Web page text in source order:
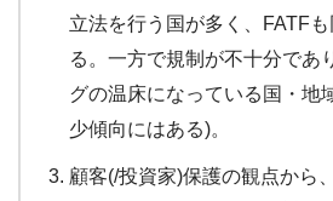
立法を行う国が多く、FATF
る。一方で規制が不十分であ
グの温床になっている国・地
少傾向にはある)。
顧客(/投資家)保護の観点から